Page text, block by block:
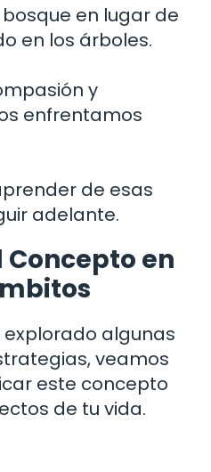
en lugar de
en los árboles.
y
enfrentamos
de esas
adelante.
en
algunas
veamos
este concepto
de tu vida.